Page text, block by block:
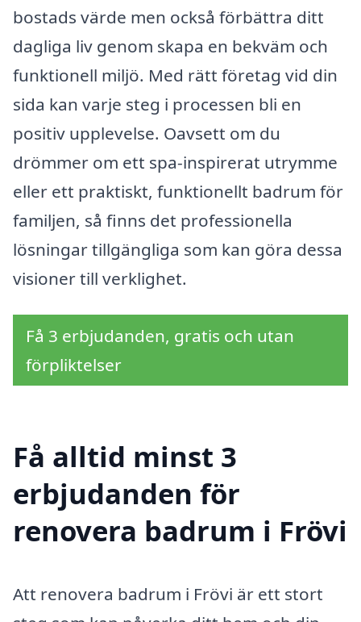
bostads värde men också förbättra ditt
dagliga liv genom skapa en bekväm och
funktionell miljö. Med rätt företag vid din
sida kan varje steg i processen bli en
positiv upplevelse. Oavsett om du
drömmer om ett spa-inspirerat utrymme
eller ett praktiskt, funktionellt badrum för
familjen, så finns det professionella
lösningar tillgängliga som kan göra dessa
visioner till verklighet.
Få 3 erbjudanden, gratis och utan
förpliktelser
Få alltid minst 3
erbjudanden för
renovera badrum i Frövi
Att renovera badrum i Frövi är ett stort